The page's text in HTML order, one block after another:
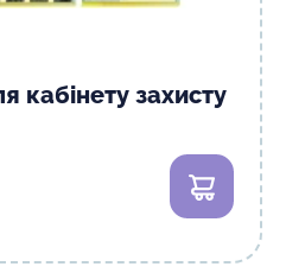
кабінету захисту
В кошик